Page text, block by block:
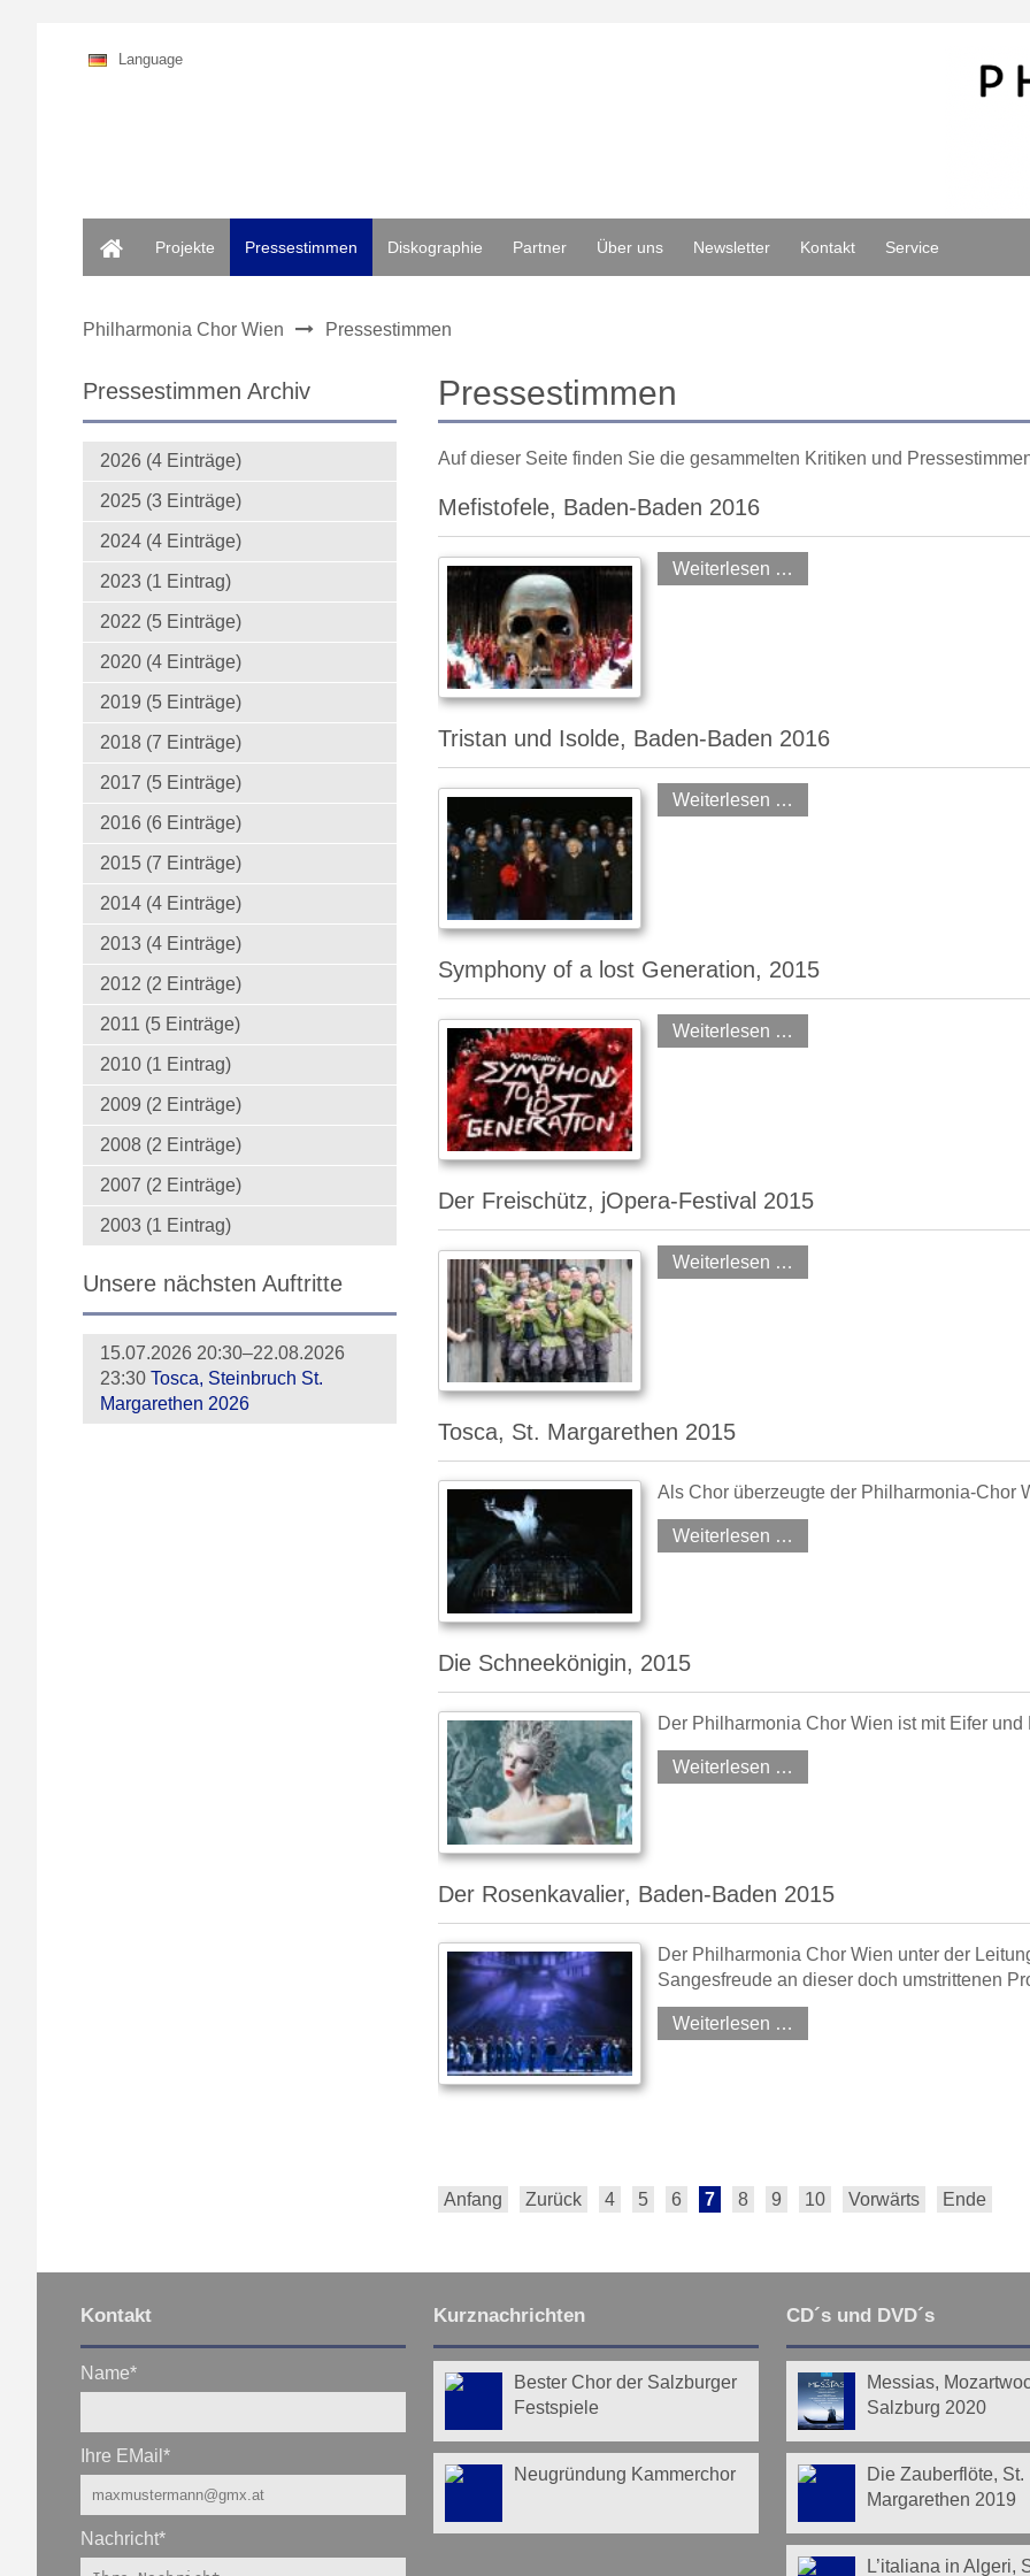
Language
Projekte
Pressestimmen Diskographie Partner Über uns Newsletter Kontakt Service
Philharmonia Chor Wien Pressestimmen
Pressestimmen
Auf dieser Seite finden Sie die gesammelten Kritiken und
Mefistofele, Baden-Baden 2016
Weiterlesen …
Tristan und Isolde, Baden-Baden 2016
Weiterlesen …
Symphony of a lost Generation, 2015
Weiterlesen …
Der Freischütz, jOpera-Festival 2015
Weiterlesen …
Tosca, St. Margarethen 2015
Als Chor überzeugte der Philharmonia-Chor
Weiterlesen …
Die Schneekönigin, 2015
Der Philharmonia Chor Wien ist mit Eifer
Weiterlesen …
Der Rosenkavalier, Baden-Baden 2015
Der Philharmonia Chor Wien unter der
Sangesfreude an dieser doch umstrittenen
Weiterlesen …
Anfang Zurück 4 5 6 7 8 9 10 Vorwärts Ende
Pressestimmen Archiv
2026 (4 Einträge)
2025 (3 Einträge)
2024 (4 Einträge)
2023 (1 Eintrag)
2022 (5 Einträge)
2020 (4 Einträge)
2019 (5 Einträge)
2018 (7 Einträge)
2017 (5 Einträge)
2016 (6 Einträge)
2015 (7 Einträge)
2014 (4 Einträge)
2013 (4 Einträge)
2012 (2 Einträge)
2011 (5 Einträge)
2010 (1 Eintrag)
2009 (2 Einträge)
2008 (2 Einträge)
2007 (2 Einträge)
2003 (1 Eintrag)
Unsere nächsten Auftritte
15.07.2026 20:30–22.08.2026
23:30 Tosca, Steinbruch St.
Margarethen 2026
Kontakt
Name*
Ihre EMail*
Nachricht*
Kurznachrichten
Bester Chor der Salzburger
Festspiele
Neugründung Kammerchor
CD´s und DVD´s
Messias,
Salzburg 2020
Die Zauberflöte, St.
Margarethen 2019
L’italiana in Algeri,